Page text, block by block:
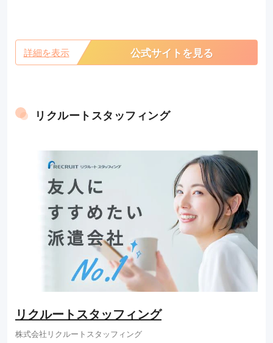
詳細を表示 公式サイトを見る
リクルートスタッフィング
リクルートスタッフィング
株式会社リクルートスタッフィング